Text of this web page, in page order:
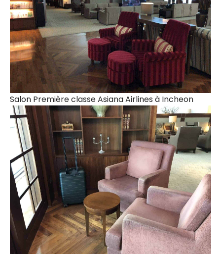
Salon Première classe Asiana Airlines à Incheon